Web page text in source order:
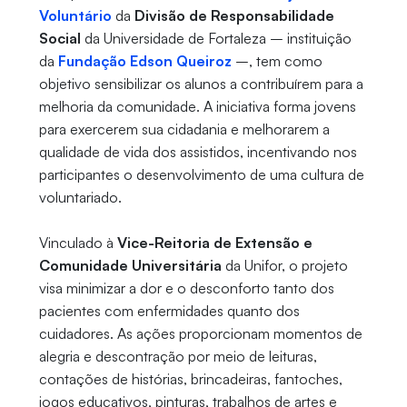
Voluntário da Divisão de Responsabilidade
Social da Universidade de Fortaleza – instituição
da Fundação Edson Queiroz –, tem como
objetivo sensibilizar os alunos a contribuírem para a
melhoria da comunidade. A iniciativa forma jovens
para exercerem sua cidadania e melhorarem a
qualidade de vida dos assistidos, incentivando nos
participantes o desenvolvimento de uma cultura de
voluntariado.
Vinculado à Vice-Reitoria de Extensão e
Comunidade Universitária da Unifor, o projeto
visa minimizar a dor e o desconforto tanto dos
pacientes com enfermidades quanto dos
cuidadores. As ações proporcionam momentos de
alegria e descontração por meio de leituras,
contações de histórias, brincadeiras, fantoches,
jogos educativos, pinturas, trabalhos de artes e